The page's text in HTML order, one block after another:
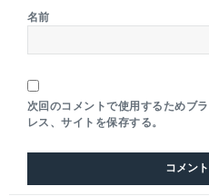
名前
次回のコメントで使用するためブ
レス、サイトを保存する。